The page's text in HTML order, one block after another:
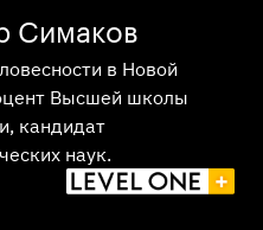
Симаков
в Новой
Высшей школы
кандидат
наук.